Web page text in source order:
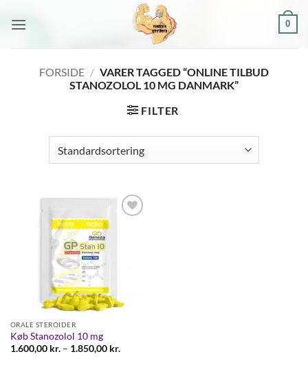
0
FORSIDE / VARER TAGGED “ONLINE TILBUD
STANOZOLOL 10 MG DANMARK”
FILTER
ORALE STEROIDER
Køb Stanozolol 10 mg
1.600,00 kr. – 1.850,00 kr.Prisinterval: